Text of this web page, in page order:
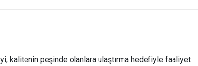
kalitenin peşinde olanlara ulaştırma hedefiyle faaliyet